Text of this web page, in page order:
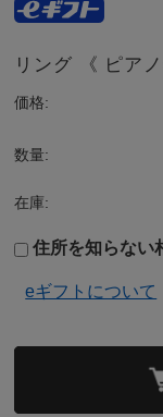
リング 《 ピア
価格:
数量:
在庫:
住所を知らない
eギフトについて